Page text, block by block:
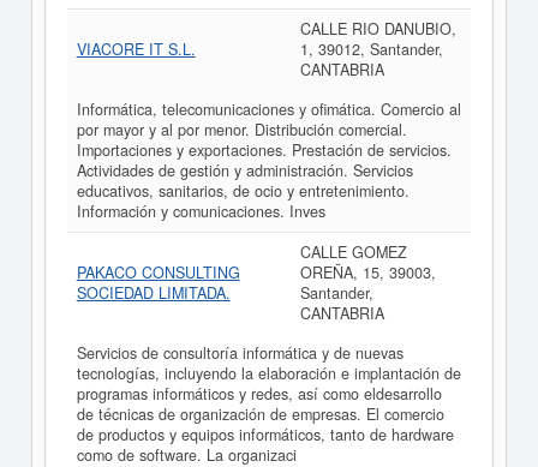
VIACORE IT S.L.
CALLE RIO DANUBIO,
1, 39012, Santander,
CANTABRIA
Informática, telecomunicaciones y ofimática. Comercio al
por mayor y al por menor. Distribución comercial.
Importaciones y exportaciones. Prestación de servicios.
Actividades de gestión y administración. Servicios
educativos, sanitarios, de ocio y entretenimiento.
Información y comunicaciones. Inves
PAKACO CONSULTING
SOCIEDAD LIMITADA.
CALLE GOMEZ
OREÑA, 15, 39003,
Santander,
CANTABRIA
Servicios de consultoría informática y de nuevas
tecnologías, incluyendo la elaboración e implantación de
programas informáticos y redes, así como eldesarrollo
de técnicas de organización de empresas. El comercio
de productos y equipos informáticos, tanto de hardware
como de software. La organizaci